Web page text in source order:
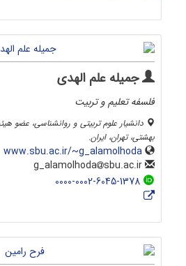
جمیله علم الهدی
فلسفه تعلیم و تربیت
دانشیار علوم تربیتی و روانشناسی، عضو
بهشتی، تهران، ایران.
www.sbu.ac.ir/~g_alamolhoda
sbu.ac.ir
0000-0002-6045-1378